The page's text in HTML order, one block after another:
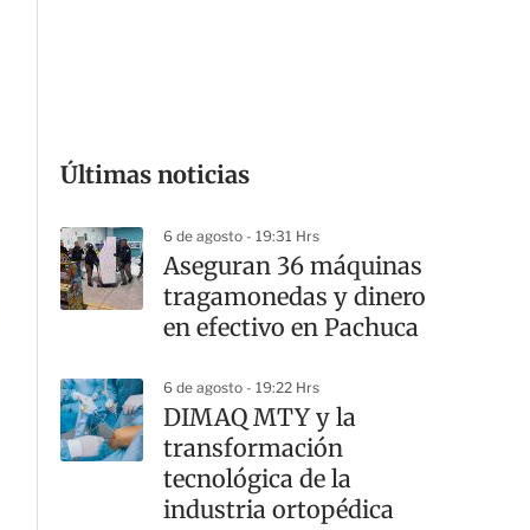
Últimas noticias
6 de agosto - 19:31 Hrs
Aseguran 36 máquinas
tragamonedas y dinero
en efectivo en Pachuca
6 de agosto - 19:22 Hrs
DIMAQ MTY y la
transformación
tecnológica de la
industria ortopédica